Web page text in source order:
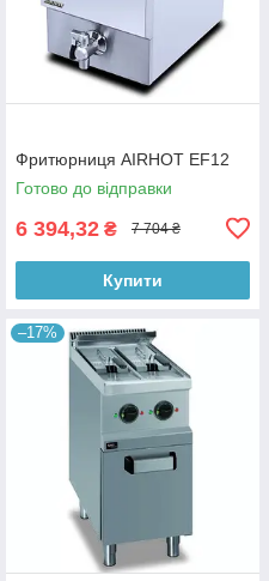
Фритюрниця AIRHOT EF12
Готово до відправки
6 394,32 ₴ 7 704 ₴
Купити
–17%